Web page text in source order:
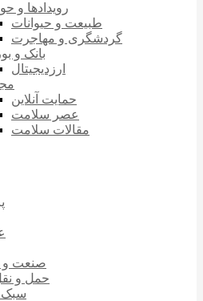
رویدادها و
طبیعت و حیوانات
گردشگری و مهاجرت
بانک و
ارزدیجیتال
حمایت آنلاین
عصر سلامت
مقالات سلامت
صنعت و
حمل و
سبک